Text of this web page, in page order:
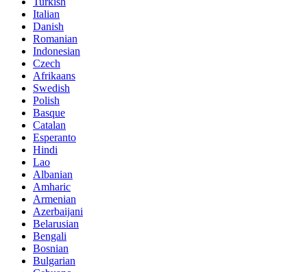
Italian
Danish
Romanian
Indonesian
Czech
Afrikaans
Swedish
Polish
Basque
Catalan
Esperanto
Hindi
Lao
Albanian
Amharic
Armenian
Azerbaijani
Belarusian
Bengali
Bosnian
Bulgarian